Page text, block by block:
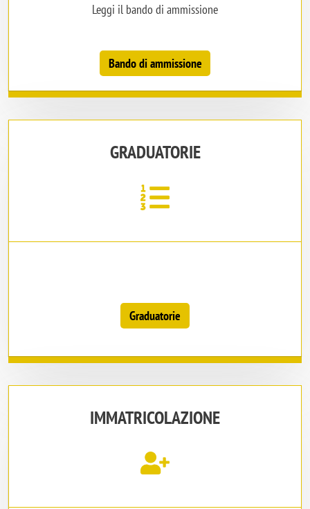
Leggi il bando di ammissione
Bando di ammissione
Graduatorie
GRADUATORIE
IMMATRICOLAZIONE